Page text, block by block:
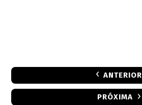
ANTERIOR
PRÓXIMA